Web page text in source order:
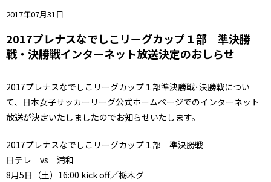
2017年07月31日
2017プレナスなでしこリーグカップ１部 準決勝
戦・決勝戦インターネット放送決定のおしらせ
2017プレナスなでしこリーグカップ１部準決勝戦･決勝戦につい
て、日本女子サッカーリーグ公式ホームページでのインターネット
放送が決定いたしましたのでお知らせいたします。
2017プレナスなでしこリーグカップ１部 準決勝戦
日テレ vs 浦和
8月5日（土）16:00 kick off／栃木グ